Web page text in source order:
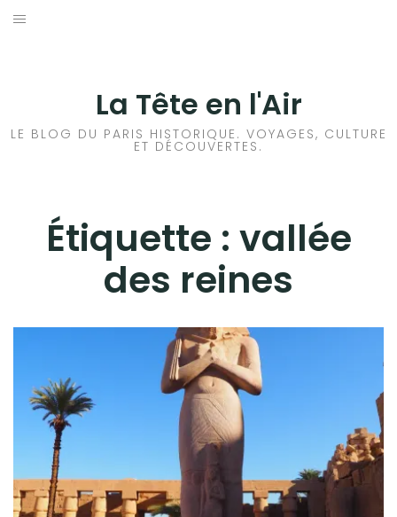
Aller
La Tête en l'Air
LE BLOG DU PARIS HISTORIQUE. VOYAGES, CULTURE
ET DÉCOUVERTES.
Étiquette : vallée
des reines
HISTOIRES EN ILE DE FRANCE
VOYAGES À L’ÉTRANGER